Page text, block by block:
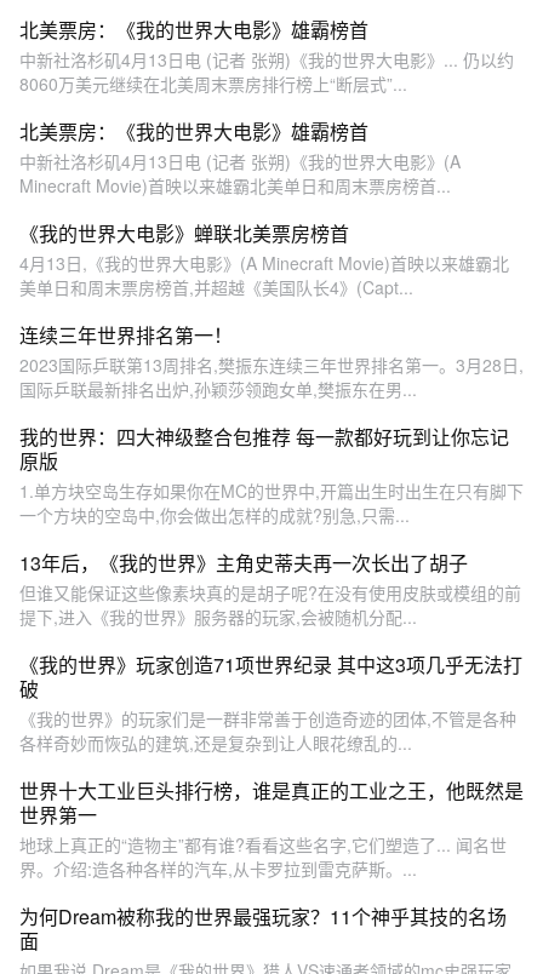
北美票房：《我的世界大电影》雄霸榜首
中新社洛杉矶4月13日电 (记者 张朔)《我的世界大电影》... 仍以约
8060万美元继续在北美周末票房排行榜上“断层式”...
北美票房：《我的世界大电影》雄霸榜首
中新社洛杉矶4月13日电 (记者 张朔)《我的世界大电影》(A
Minecraft Movie)首映以来雄霸北美单日和周末票房榜首...
《我的世界大电影》蝉联北美票房榜首
4月13日,《我的世界大电影》(A Minecraft Movie)首映以来雄霸北
美单日和周末票房榜首,并超越《美国队长4》(Capt...
连续三年世界排名第一！
2023国际乒联第13周排名,樊振东连续三年世界排名第一。3月28日,
国际乒联最新排名出炉,孙颖莎领跑女单,樊振东在男...
我的世界：四大神级整合包推荐 每一款都好玩到让你忘记
原版
1.单方块空岛生存如果你在MC的世界中,开篇出生时出生在只有脚下
一个方块的空岛中,你会做出怎样的成就?别急,只需...
13年后，《我的世界》主角史蒂夫再一次长出了胡子
但谁又能保证这些像素块真的是胡子呢?在没有使用皮肤或模组的前
提下,进入《我的世界》服务器的玩家,会被随机分配...
《我的世界》玩家创造71项世界纪录 其中这3项几乎无法打
破
《我的世界》的玩家们是一群非常善于创造奇迹的团体,不管是各种
各样奇妙而恢弘的建筑,还是复杂到让人眼花缭乱的...
世界十大工业巨头排行榜，谁是真正的工业之王，他既然是
世界第一
地球上真正的“造物主”都有谁?看看这些名字,它们塑造了... 闻名世
界。介绍:造各种各样的汽车,从卡罗拉到雷克萨斯。...
为何Dream被称我的世界最强玩家？11个神乎其技的名场
面